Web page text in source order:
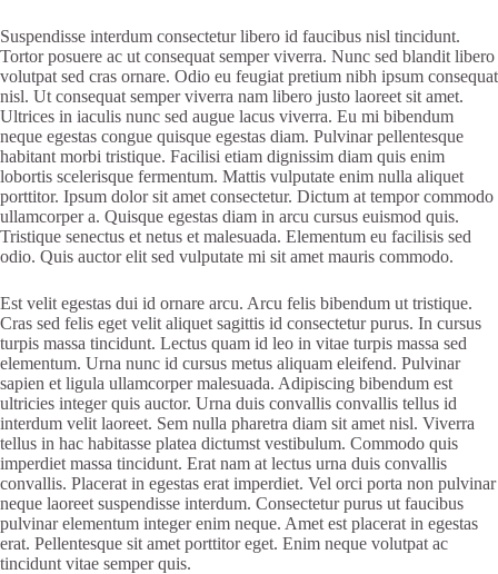
Suspendisse interdum consectetur libero id faucibus nisl tincidunt.
Tortor posuere ac ut consequat semper viverra. Nunc sed blandit libero
volutpat sed cras ornare. Odio eu feugiat pretium nibh ipsum consequat
nisl. Ut consequat semper viverra nam libero justo laoreet sit amet.
Ultrices in iaculis nunc sed augue lacus viverra. Eu mi bibendum
neque egestas congue quisque egestas diam. Pulvinar pellentesque
habitant morbi tristique. Facilisi etiam dignissim diam quis enim
lobortis scelerisque fermentum. Mattis vulputate enim nulla aliquet
porttitor. Ipsum dolor sit amet consectetur. Dictum at tempor commodo
ullamcorper a. Quisque egestas diam in arcu cursus euismod quis.
Tristique senectus et netus et malesuada. Elementum eu facilisis sed
odio. Quis auctor elit sed vulputate mi sit amet mauris commodo.
Est velit egestas dui id ornare arcu. Arcu felis bibendum ut tristique.
Cras sed felis eget velit aliquet sagittis id consectetur purus. In cursus
turpis massa tincidunt. Lectus quam id leo in vitae turpis massa sed
elementum. Urna nunc id cursus metus aliquam eleifend. Pulvinar
sapien et ligula ullamcorper malesuada. Adipiscing bibendum est
ultricies integer quis auctor. Urna duis convallis convallis tellus id
interdum velit laoreet. Sem nulla pharetra diam sit amet nisl. Viverra
tellus in hac habitasse platea dictumst vestibulum. Commodo quis
imperdiet massa tincidunt. Erat nam at lectus urna duis convallis
convallis. Placerat in egestas erat imperdiet. Vel orci porta non pulvinar
neque laoreet suspendisse interdum. Consectetur purus ut faucibus
pulvinar elementum integer enim neque. Amet est placerat in egestas
erat. Pellentesque sit amet porttitor eget. Enim neque volutpat ac
tincidunt vitae semper quis.